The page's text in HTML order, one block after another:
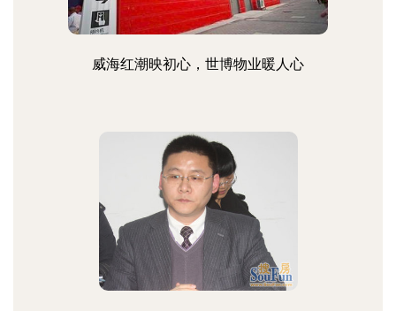
威海红潮映初心，世博物业暖人心